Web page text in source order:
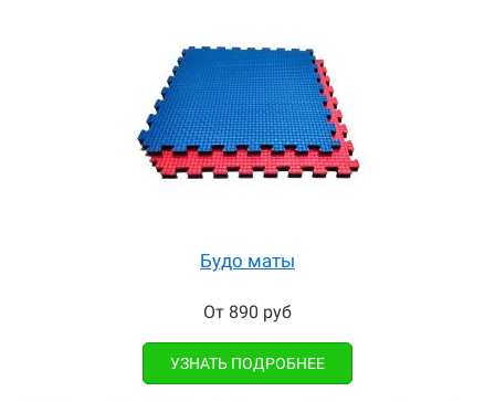
Будо маты
От 890 руб
УЗНАТЬ ПОДРОБНЕЕ